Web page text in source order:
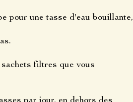
pour une tasse d'eau bouillante,
filtres que vous
par jour, en dehors des